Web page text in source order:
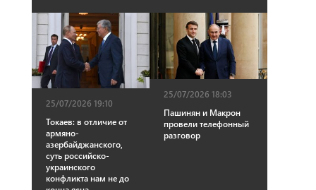
25/07/2026 19:10
Токаев: в отличие от
армяно-
азербайджанского,
суть российско-
украинского
конфликта нам не до
25/07/2026 18:03
Пашинян и Макрон
провели телефонный
разговор